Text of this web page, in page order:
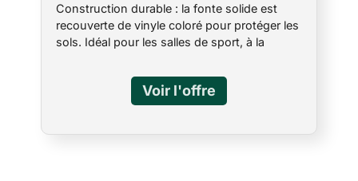
Yellow
Construction durable : la fonte solide est
recouverte de vinyle coloré pour protéger les
sols. Idéal pour les salles de sport, à la
Entraînement complet du corps : combine le
cardio et la musculation pour un
entraînement efficace et complet du corps